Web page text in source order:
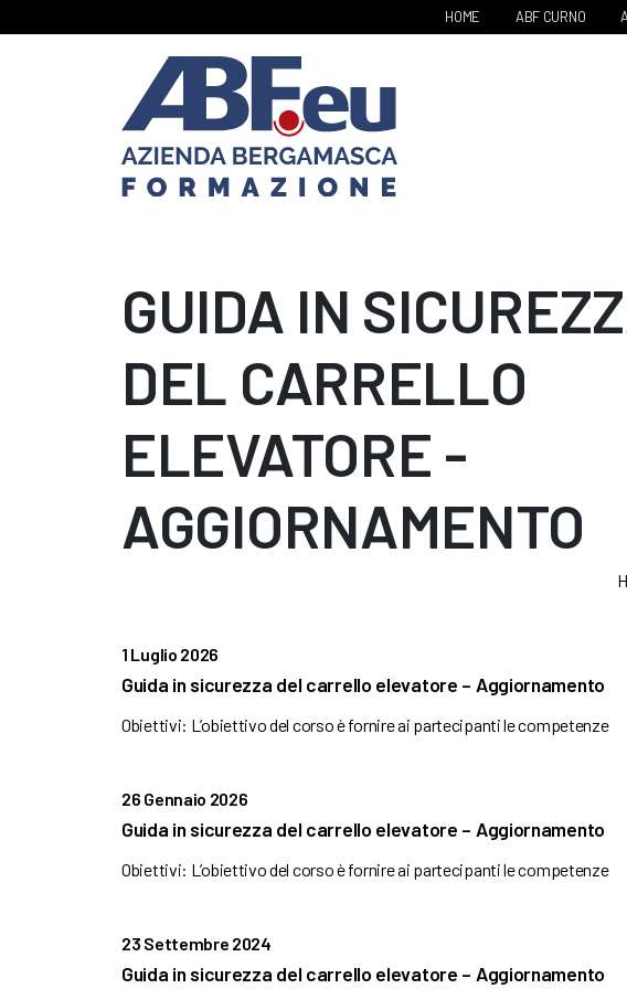
HOME ABF CURNO
GUIDA IN
DEL CARRELLO
ELEVATORE -
AGGIORNAMENTO
1 Luglio 2026
Guida in sicurezza del carrello elevatore – Aggiornamento
Obiettivi: L’obiettivo del corso è fornire ai partecipanti le competenze
26 Gennaio 2026
Guida in sicurezza del carrello elevatore – Aggiornamento
Obiettivi: L’obiettivo del corso è fornire ai partecipanti le competenze
23 Settembre 2024
Guida in sicurezza del carrello elevatore – Aggiornamento